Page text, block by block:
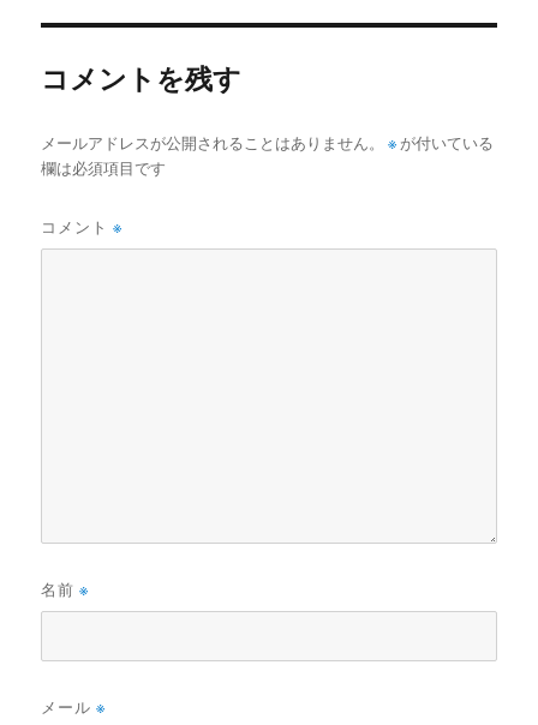
b
o
o
k
d
o
n
コメントを残す
メールアドレスが公開されることはありません。 ※ が付いている
欄は必須項目です
コメント※
名前※
メール※